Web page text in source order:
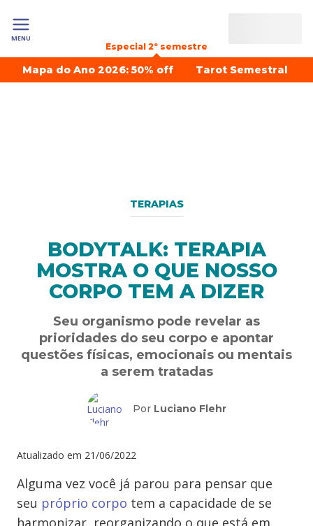
MENU
Especial 2º semestre
Mapa do Ano 2026: 50% off Tarot Semestral
TERAPIAS
BODYTALK: TERAPIA
MOSTRA O QUE NOSSO
CORPO TEM A DIZER
Seu organismo pode revelar as
prioridades do seu corpo e apontar
questões físicas, emocionais ou mentais
a serem tratadas
Por Luciano Flehr
Atualizado em 21/06/2022
Alguma vez você já parou para pensar que
seu próprio corpo tem a capacidade de se
harmonizar, reorganizando o que está em